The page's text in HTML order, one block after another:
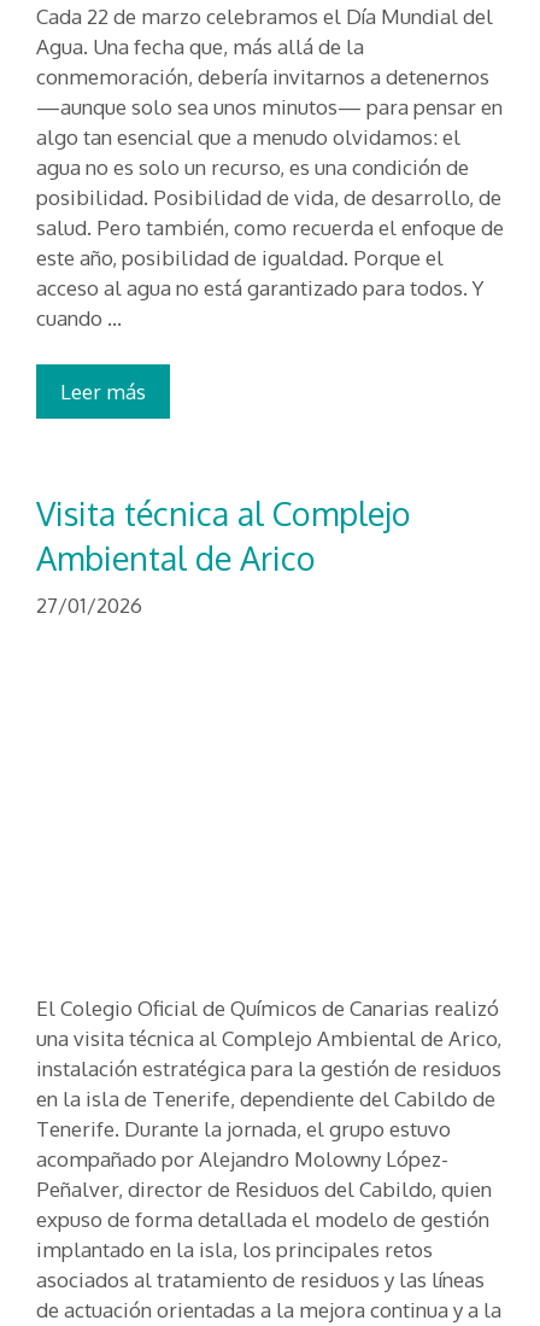
Cada 22 de marzo celebramos el Día Mundial del
Agua. Una fecha que, más allá de la
conmemoración, debería invitarnos a detenernos
—aunque solo sea unos minutos— para pensar en
algo tan esencial que a menudo olvidamos: el
agua no es solo un recurso, es una condición de
posibilidad. Posibilidad de vida, de desarrollo, de
salud. Pero también, como recuerda el enfoque de
este año, posibilidad de igualdad. Porque el
acceso al agua no está garantizado para todos. Y
cuando …
Leer más
Visita técnica al Complejo
Ambiental de Arico
27/01/2026
El Colegio Oficial de Químicos de Canarias realizó
una visita técnica al Complejo Ambiental de Arico,
instalación estratégica para la gestión de residuos
en la isla de Tenerife, dependiente del Cabildo de
Tenerife. Durante la jornada, el grupo estuvo
acompañado por Alejandro Molowny López-
Peñalver, director de Residuos del Cabildo, quien
expuso de forma detallada el modelo de gestión
implantado en la isla, los principales retos
asociados al tratamiento de residuos y las líneas
de actuación orientadas a la mejora continua y a la